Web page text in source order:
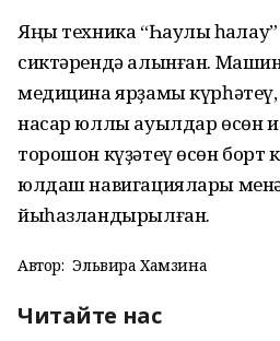
Яңы техника “Һаулыҡ
сиктәрендә алынған.
медицина ярҙамы
насар юллы ауылдар өсөн
торошон күҙәтеү өсөн
юлдаш навигациялары
йыһазландырылған.
Автор: Эльвира Хамзина
Читайте нас